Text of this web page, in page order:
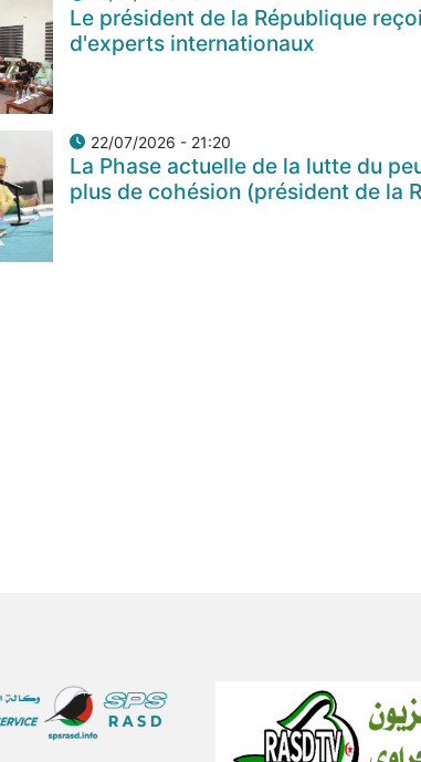
Le président de la République
d'experts internationaux
22/07/2026 - 21:20
La Phase actuelle de la lutte du
plus de cohésion (président de la